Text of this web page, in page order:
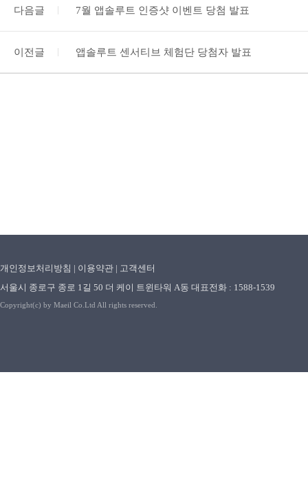
다음글 7월 앱솔루트 인증샷 이벤트 당첨 발표
이전글 앱솔루트 센서티브 체험단 당첨자 발표
개인정보처리방침 | 이용약관 | 고객센터
서울시 종로구 종로 1길 50 더 케이 트윈타워 A동 대표전화 : 1588-1539
Copyright(c) by Maeil Co.Ltd All rights reserved.